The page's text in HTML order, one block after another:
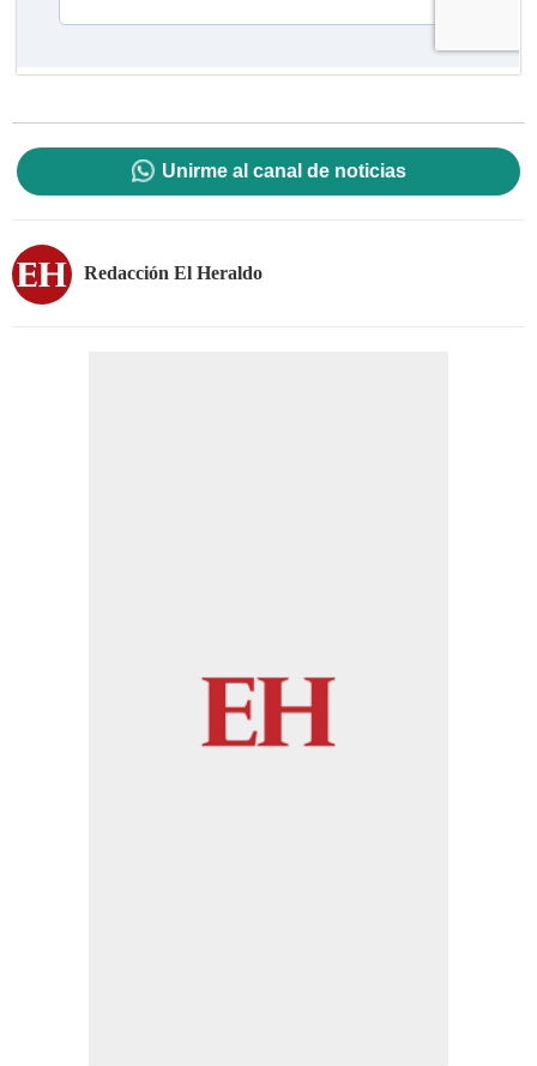
Unirme al canal de noticias
Redacción El Heraldo